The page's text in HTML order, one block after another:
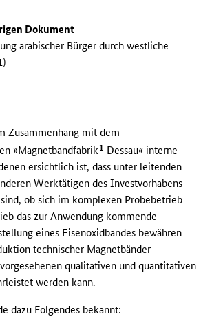
Dokument
arabischer Bürger durch westliche
Zusammenhang mit dem
»Magnetbandfabrik1 Dessau« interne
ersichtlich ist, dass unter leitenden
Werktätigen des Investvorhabens
ob sich im komplexen Probebetrieb
das zur Anwendung kommende
eines Eisenoxidbandes bewähren
technischer Magnetbänder
qualitativen und quantitativen
werden kann.
dazu Folgendes bekannt: